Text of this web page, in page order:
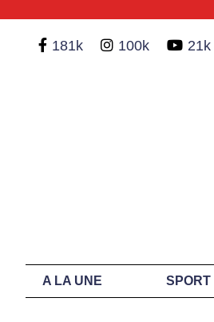
181k 100k 21k
A LA UNE SPORT